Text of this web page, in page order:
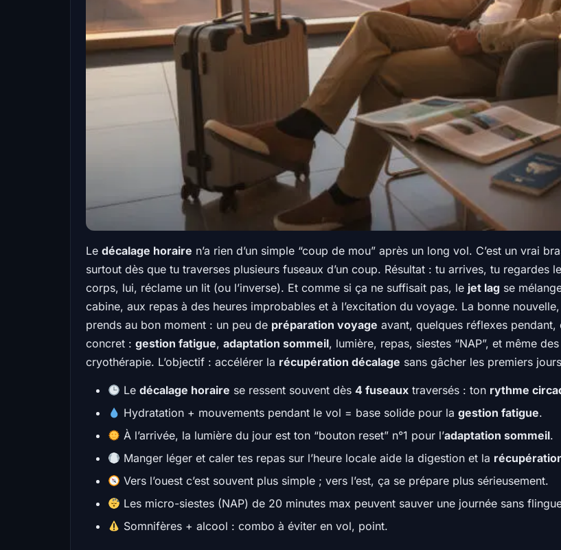
Le décalage horaire n’a rien d’un simple “coup de mou” après un long vol. C’est un vrai
surtout dès que tu traverses plusieurs fuseaux d’un coup. Résultat : tu arrives, tu regardes
corps, lui, réclame un lit (ou l’inverse). Et comme si ça ne suffisait pas, le jet lag se
cabine, aux repas à des heures improbables et à l’excitation du voyage. La bonne
prends au bon moment : un peu de préparation voyage avant, quelques réflexes
concret : gestion fatigue, adaptation sommeil, lumière, repas, siestes “NAP”, et même
cryothérapie. L’objectif : accélérer la récupération décalage sans gâcher les premiers
Ledécalage horaire se ressent souvent dès4 fuseaux traversés : ton rythme
Hydratation + mouvements pendant le vol = base solide pour lagestion fatigue.
À l’arrivée, la lumière du jour est ton “bouton reset” n°1 pour l’adaptation sommeil.
Manger léger et caler tes repas sur l’heure locale aide la digestion et la
Vers l’ouest c’est souvent plus simple ; vers l’est, ça se prépare plus sérieusement.
Les micro-siestes (NAP) de 20 minutes max peuvent sauver une journée sans
Somnifères + alcool : combo à éviter en vol, point.